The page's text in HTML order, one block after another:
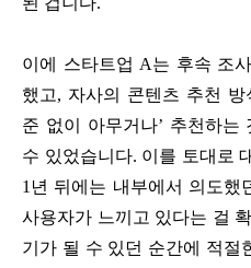
이에 스타트업 A는 후속 조
했고, 자사의 콘텐츠 추천 방
준 없이 아무거나’ 추천하는
수 있었습니다. 이를 토대로
1년 뒤에는 내부에서 의도했
사용자가 느끼고 있다는 걸
기가 될 수 있던 순간에 적절